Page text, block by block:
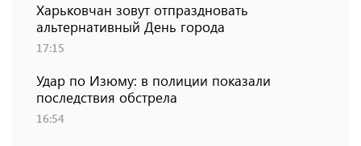
Харьковчан зовут отпраздновать
альтернативный День города
17:15
Удар по Изюму: в полиции показали
последствия обстрела
16:54